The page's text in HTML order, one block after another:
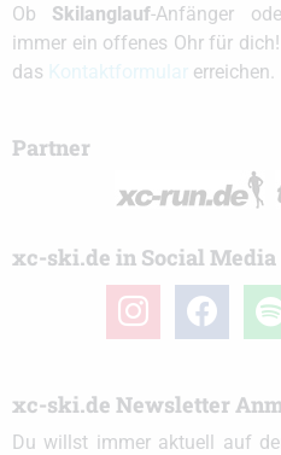
Ob Skilanglauf-Anfänger
immer ein offenes Ohr für
das
erreichen.
Partner
xc-ski.de in Social Media
instagramfacebook
xc-ski.de Newsletter
Du willst immer aktuell auf